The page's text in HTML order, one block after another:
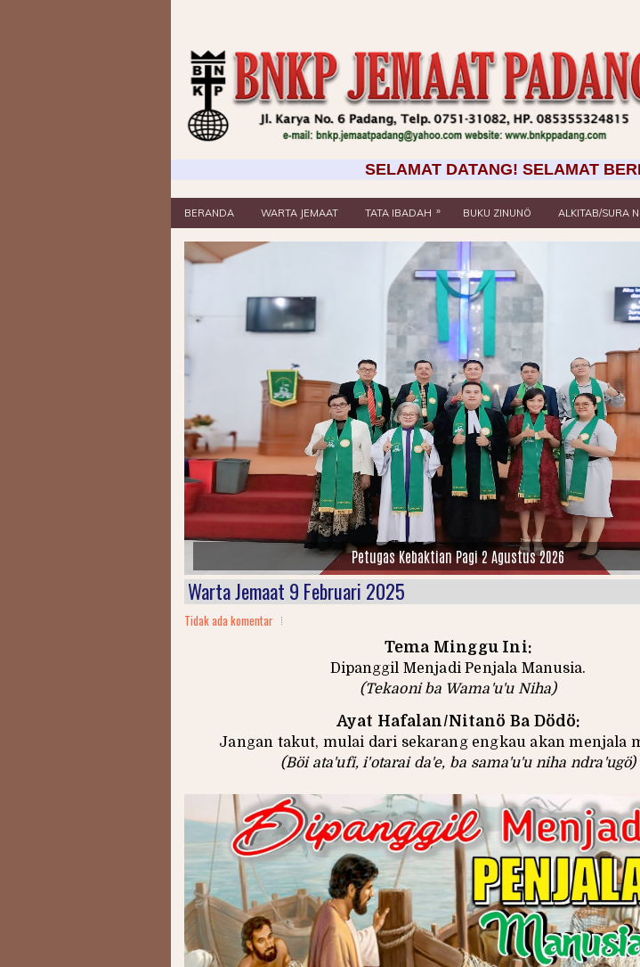
SELAMAT DATANG! SELAMAT
BERANDA WARTA JEMAAT TATA IBADAH » BUKU ZINUNÖ ALKITAB/SURA
Petugas Kebaktian Pagi 2 Agustus 2026
Warta Jemaat 9 Februari 2025
Tidak ada komentar
Tema Minggu Ini:
Dipanggil Menjadi Penjala Manusia.
(Tekaoni ba Wama'u'u Niha)
Ayat Hafalan/Nitanö Ba Dödö:
Jangan takut, mulai dari sekarang engkau akan menjala
(Böi ata'ufi, i'otarai da'e, ba sama'u'u niha ndra'ugö)